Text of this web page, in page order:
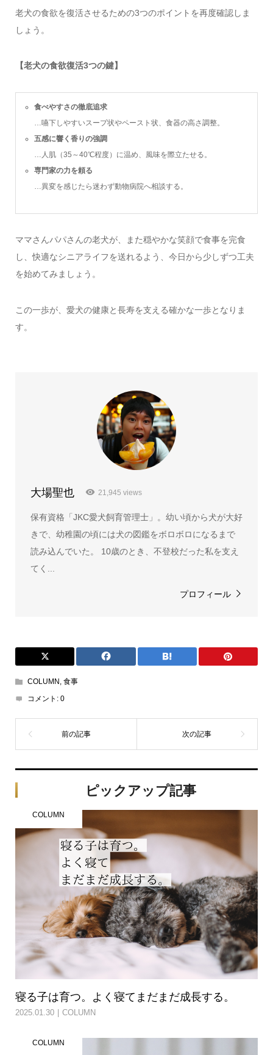
老犬の食欲を復活させるための3つのポイントを再度確認しま
しょう。
【老犬の食欲復活3つの鍵】
食べやすさの徹底追求
…嚥下しやすいスープ状やペースト状、食器の高さ調整。
五感に響く香りの強調
…人肌（35～40℃程度）に温め、風味を際立たせる。
専門家の力を頼る
…異変を感じたら迷わず動物病院へ相談する。
ママさんパパさんの老犬が、また穏やかな笑顔で食事を完食
し、快適なシニアライフを送れるよう、今日から少しずつ工夫
を始めてみましょう。
この一歩が、愛犬の健康と長寿を支える確かな一歩となりま
す。
大場聖也 21,945 views
保有資格「JKC愛犬飼育管理士」。幼い頃から犬が大好
きで、幼稚園の頃には犬の図鑑をボロボロになるまで
読み込んでいた。 10歳のとき、不登校だった私を支え
てく...
プロフィール
COLUMN , 食事
コメント: 0
ピックアップ記事
COLUMN
寝る子は育つ。よく寝てまだまだ成長する。
2025.01.30 COLUMN
COLUMN